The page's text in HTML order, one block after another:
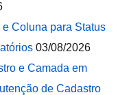
Coluna para Status
03/08/2026
e Camada em
de Cadastro